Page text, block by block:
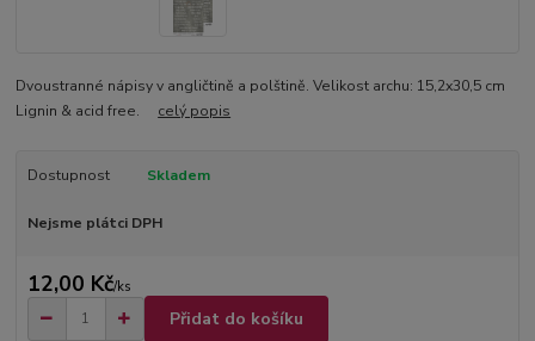
Dvoustranné nápisy v angličtině a polštině. Velikost archu: 15,2x30,5 cm
Lignin & acid free. celý popis
Dostupnost Skladem
Nejsme plátci DPH
12,00 Kč/ks
Přidat do košíku